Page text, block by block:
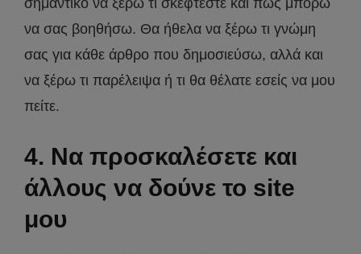
να σας βοηθήσω. Θα ήθελα να ξέρω τι γνώμη
σας για κάθε άρθρο που δημοσιεύσω, αλλά και
να ξέρω τι παρέλειψα ή τι θα θέλατε εσείς να μου
πείτε.
4. Να προσκαλέσετε και
άλλους να δούνε το site
μου